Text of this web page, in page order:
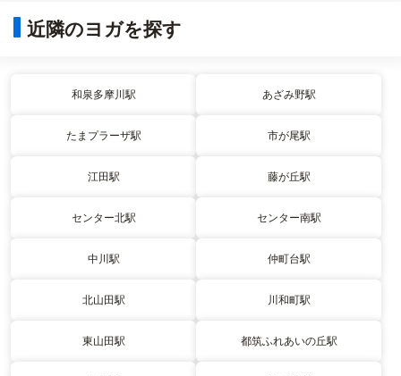
近隣のヨガを探す
和泉多摩川駅 あざみ野駅
たまプラーザ駅 市が尾駅
江田駅 藤が丘駅
センター北駅 センター南駅
中川駅 仲町台駅
北山田駅 川和町駅
東山田駅 都筑ふれあいの丘駅